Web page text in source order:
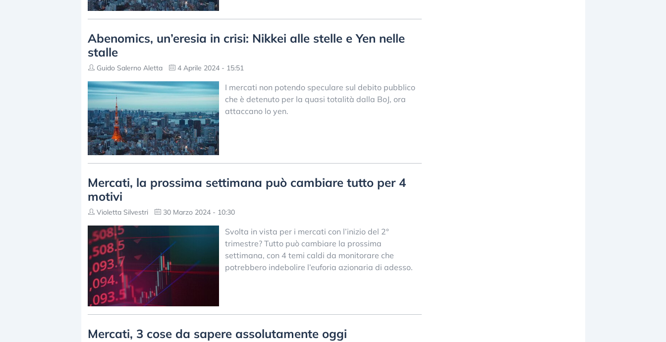
Abenomics, un’eresia in crisi: Nikkei alle stelle e Yen nelle
stalle
Guido Salerno Aletta 4 Aprile 2024 - 15:51
I mercati non potendo speculare sul debito pubblico
che è detenuto per la quasi totalità dalla BoJ, ora
attaccano lo yen.
Mercati, la prossima settimana può cambiare tutto per 4
motivi
Violetta Silvestri 30 Marzo 2024 - 10:30
Svolta in vista per i mercati con l’inizio del 2°
trimestre? Tutto può cambiare la prossima
settimana, con 4 temi caldi da monitorare che
potrebbero indebolire l’euforia azionaria di adesso.
Mercati, 3 cose da sapere assolutamente oggi